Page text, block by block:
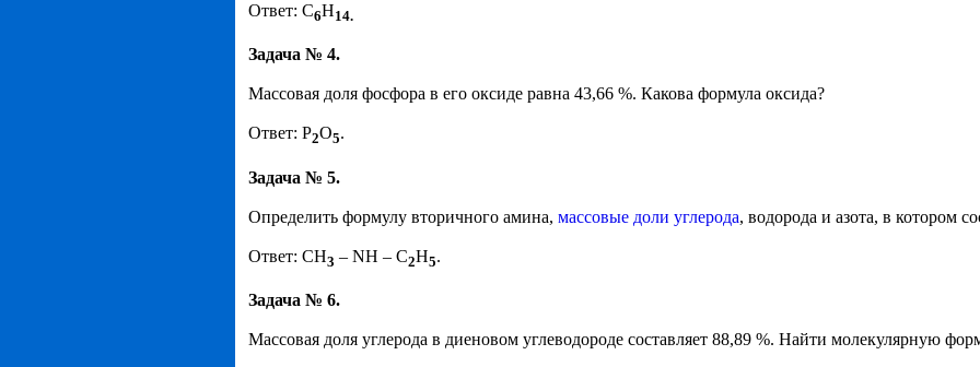
Ответ: С6Н14.
Задача № 4.
Массовая доля фосфора в его оксиде равна 43,66 %. Какова формула оксида?
Ответ: Р2О5.
Задача № 5.
Определить формулу вторичного амина, массовые доли углерода, водорода и азота, в котором
Ответ: CH3 – NH – C2H5.
Задача № 6.
Массовая доля углерода в диеновом углеводороде составляет 88,89 %. Найти молекулярную